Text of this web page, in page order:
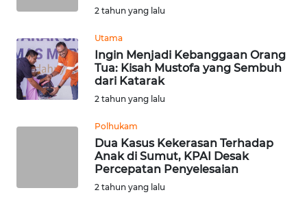
2 tahun yang lalu
Utama
Ingin Menjadi Kebanggaan Orang
Tua: Kisah Mustofa yang Sembuh
dari Katarak
2 tahun yang lalu
Polhukam
Dua Kasus Kekerasan Terhadap
Anak di Sumut, KPAI Desak
Percepatan Penyelesaian
2 tahun yang lalu
WN
BOGOR
WN